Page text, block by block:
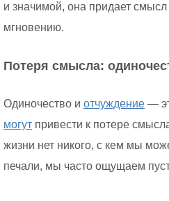
и значимой, она придает смысл
мгновению.
Потеря смысла:
Одиночество и отчуждение —
могут привести к потере
жизни нет никого, с кем мы
печали, мы часто ощущаем